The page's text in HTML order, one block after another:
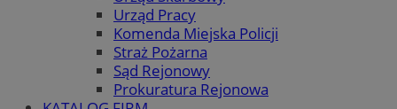
Urząd Pracy
Komenda Miejska Policji
Straż Pożarna
Sąd Rejonowy
Prokuratura Rejonowa